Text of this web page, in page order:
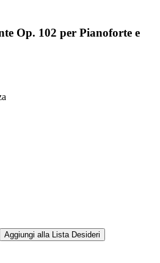
Op. 102 per Pianoforte e
Aggiungi alla Lista Desideri